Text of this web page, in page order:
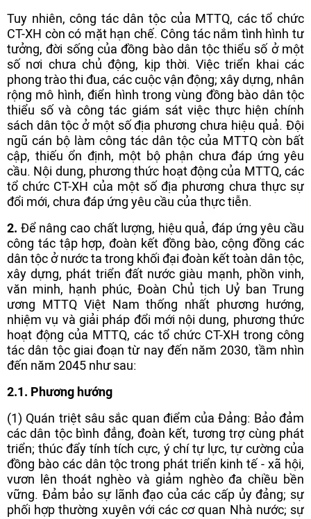
Tuy nhiên, công tác dân tộc của MTTQ, các tổ chức
CT-XH còn có mặt hạn chế. Công tác nắm tình hình tư
tưởng, đời sống của đồng bào dân tộc thiểu số ở một
số nơi chưa chủ động, kịp thời. Việc triển khai các
phong trào thi đua, các cuộc vận động; xây dựng, nhân
rộng mô hình, điển hình trong vùng đồng bào dân tộc
thiểu số và công tác giám sát việc thực hiện chính
sách dân tộc ở một số địa phương chưa hiệu quả. Đội
ngũ cán bộ làm công tác dân tộc của MTTQ còn bất
cập, thiếu ổn định, một bộ phận chưa đáp ứng yêu
cầu. Nội dung, phương thức hoạt động của MTTQ, các
tổ chức CT-XH của một số địa phương chưa thực sự
đổi mới, chưa đáp ứng yêu cầu của thực tiễn.
2. Để nâng cao chất lượng, hiệu quả, đáp ứng yêu cầu
công tác tập hợp, đoàn kết đồng bào, cộng đồng các
dân tộc ở nước ta trong khối đại đoàn kết toàn dân tộc,
xây dựng, phát triển đất nước giàu mạnh, phồn vinh,
văn minh, hạnh phúc, Đoàn Chủ tịch Uỷ ban Trung
ương MTTQ Việt Nam thống nhất phương hướng,
nhiệm vụ và giải pháp đổi mới nội dung, phương thức
hoạt động của MTTQ, các tổ chức CT-XH trong công
tác dân tộc giai đoạn từ nay đến năm 2030, tầm nhìn
đến năm 2045 như sau:
2.1. Phương hướng
(1) Quán triệt sâu sắc quan điểm của Đảng: Bảo đảm
các dân tộc bình đẳng, đoàn kết, tương trợ cùng phát
triển; thúc đẩy tính tích cực, ý chí tự lực, tự cường của
đồng bào các dân tộc trong phát triển kinh tế - xã hội,
vươn lên thoát nghèo và giảm nghèo đa chiều bền
vững. Đảm bảo sự lãnh đạo của các cấp ủy đảng; sự
phối hợp thường xuyên với các cơ quan Nhà nước; sự